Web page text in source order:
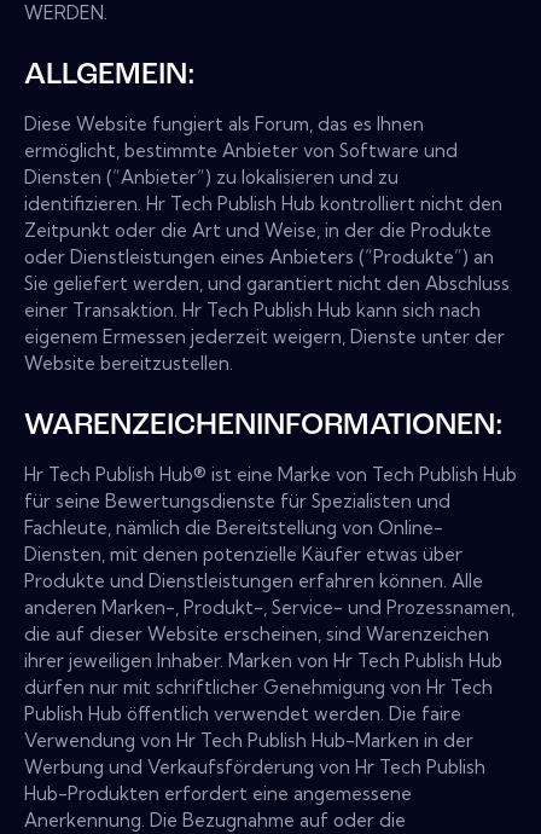
WERDEN.
ALLGEMEIN:
Diese Website fungiert als Forum, das es Ihnen
ermöglicht, bestimmte Anbieter von Software und
Diensten (“Anbieter”) zu lokalisieren und zu
identifizieren. Hr Tech Publish Hub kontrolliert nicht den
Zeitpunkt oder die Art und Weise, in der die Produkte
oder Dienstleistungen eines Anbieters (“Produkte”) an
Sie geliefert werden, und garantiert nicht den Abschluss
einer Transaktion. Hr Tech Publish Hub kann sich nach
eigenem Ermessen jederzeit weigern, Dienste unter der
Website bereitzustellen.
WARENZEICHENINFORMATIONEN:
Hr Tech Publish Hub® ist eine Marke von Tech Publish Hub
für seine Bewertungsdienste für Spezialisten und
Fachleute, nämlich die Bereitstellung von Online-
Diensten, mit denen potenzielle Käufer etwas über
Produkte und Dienstleistungen erfahren können. Alle
anderen Marken-, Produkt-, Service- und Prozessnamen,
die auf dieser Website erscheinen, sind Warenzeichen
ihrer jeweiligen Inhaber. Marken von Hr Tech Publish Hub
dürfen nur mit schriftlicher Genehmigung von Hr Tech
Publish Hub öffentlich verwendet werden. Die faire
Verwendung von Hr Tech Publish Hub-Marken in der
Werbung und Verkaufsförderung von Hr Tech Publish
Hub-Produkten erfordert eine angemessene
Anerkennung. Die Bezugnahme auf oder die